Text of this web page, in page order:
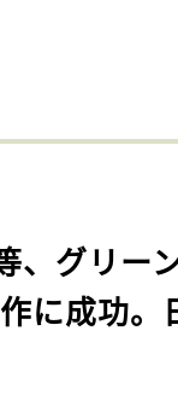
、グリー
に成功。